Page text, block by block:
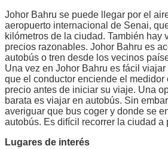
Johor Bahru se puede llegar por el
aeropuerto internacional de Senai,
kilómetros de la ciudad. También hay
precios razonables. Johor Bahru es
autobús o tren desde los vecinos
Una vez en Johor Bahru es fácil
que el conductor enciende el medidor
precio antes de iniciar su viaje. Una
barata es viajar en autobús. Sin
averiguar que bus coger y donde se
autobús. Es difícil recorrer la ciudad a
Lugares de interés